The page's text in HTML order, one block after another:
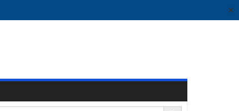
✕
Search Button